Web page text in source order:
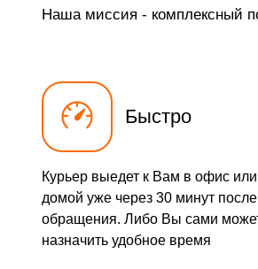
Наша миссия - комплексный
Быстро
Курьер выедет к Вам в офис или
домой уже через 30 минут после
обращения. Либо Вы сами
назначить удобное время